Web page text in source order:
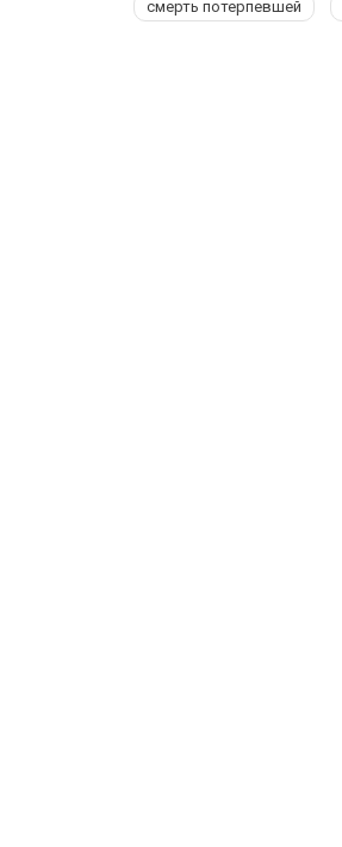
смерть потерпевшей